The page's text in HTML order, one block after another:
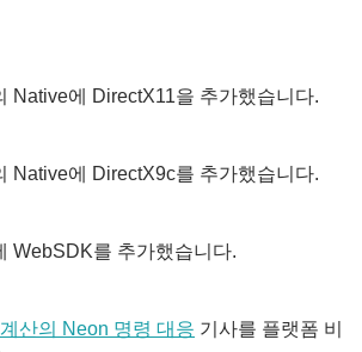
Native에 DirectX11을 추가했습니다.
Native에 DirectX9c를 추가했습니다.
WebSDK를 추가했습니다.
산의 Neon 명령 대응 기사를 플랫폼 비